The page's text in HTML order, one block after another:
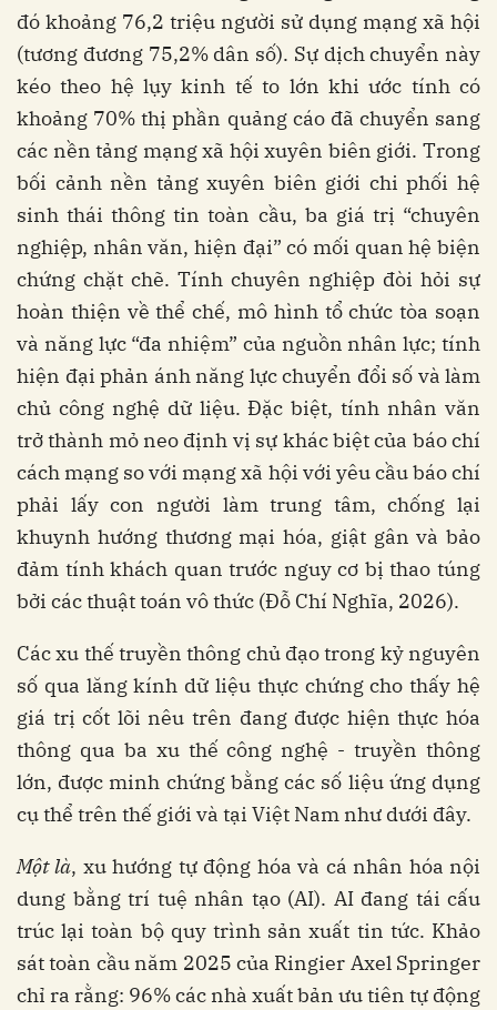
đó khoảng 76,2 triệu người sử dụng mạng xã hội
(tương đương 75,2% dân số). Sự dịch chuyển này
kéo theo hệ lụy kinh tế to lớn khi ước tính có
khoảng 70% thị phần quảng cáo đã chuyển sang
các nền tảng mạng xã hội xuyên biên giới. Trong
bối cảnh nền tảng xuyên biên giới chi phối hệ
sinh thái thông tin toàn cầu, ba giá trị “chuyên
nghiệp, nhân văn, hiện đại” có mối quan hệ biện
chứng chặt chẽ. Tính chuyên nghiệp đòi hỏi sự
hoàn thiện về thể chế, mô hình tổ chức tòa soạn
và năng lực “đa nhiệm” của nguồn nhân lực; tính
hiện đại phản ánh năng lực chuyển đổi số và làm
chủ công nghệ dữ liệu. Đặc biệt, tính nhân văn
trở thành mỏ neo định vị sự khác biệt của báo chí
cách mạng so với mạng xã hội với yêu cầu báo chí
phải lấy con người làm trung tâm, chống lại
khuynh hướng thương mại hóa, giật gân và bảo
đảm tính khách quan trước nguy cơ bị thao túng
bởi các thuật toán vô thức (Đỗ Chí Nghĩa, 2026).
Các xu thế truyền thông chủ đạo trong kỷ nguyên
số qua lăng kính dữ liệu thực chứng cho thấy hệ
giá trị cốt lõi nêu trên đang được hiện thực hóa
thông qua ba xu thế công nghệ - truyền thông
lớn, được minh chứng bằng các số liệu ứng dụng
cụ thể trên thế giới và tại Việt Nam như dưới đây.
Một là, xu hướng tự động hóa và cá nhân hóa nội
dung bằng trí tuệ nhân tạo (AI). AI đang tái cấu
trúc lại toàn bộ quy trình sản xuất tin tức. Khảo
sát toàn cầu năm 2025 của Ringier Axel Springer
chỉ ra rằng: 96% các nhà xuất bản ưu tiên tự động